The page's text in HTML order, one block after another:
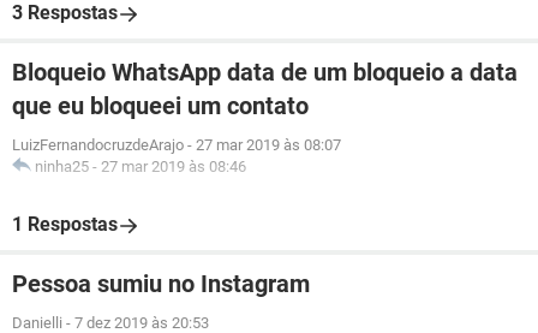
3 Respostas
Bloqueio WhatsApp data de um bloqueio a data
que eu bloqueei um contato
LuizFernandocruzdeArajo - 27 mar 2019 às 08:07
ninha25 - 27 mar 2019 às 08:46
1 Respostas
Pessoa sumiu no Instagram
Danielli - 7 dez 2019 às 20:53